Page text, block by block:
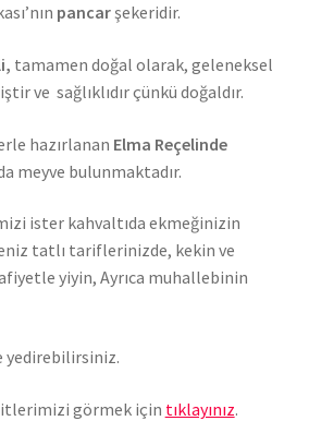
pancarşekeridir.
tamamen doğal olarak, geleneksel
ve sağlıklıdır çünkü doğaldır.
hazırlanan Elma Reçelinde
meyve bulunmaktadır.
ister kahvaltıda ekmeğinizin
tatlı tariflerinizde, kekin ve
yiyin, Ayrıca muhallebinin
yedirebilirsiniz.
görmek için tıklayınız.